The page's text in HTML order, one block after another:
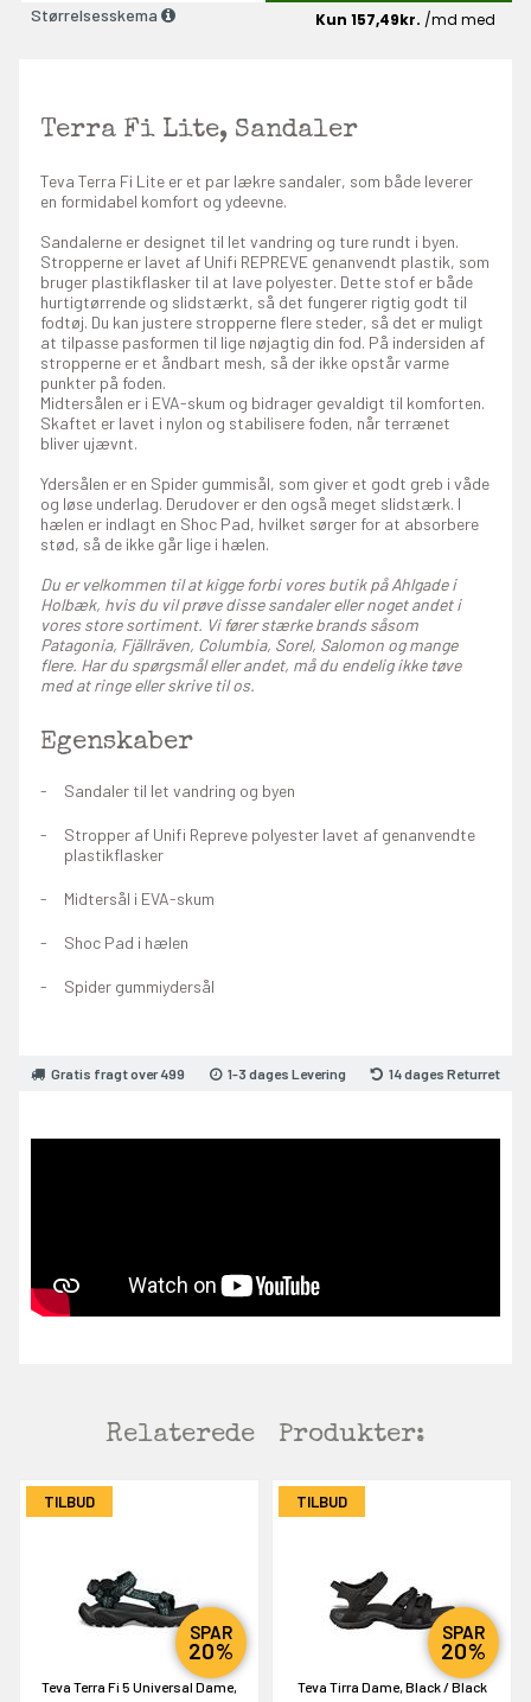
Størrelsesskema
Terra Fi Lite, Sandaler
Teva Terra Fi Lite er et par lækre sandaler, som både leverer
en formidabel komfort og ydeevne.
Sandalerne er designet til let vandring og ture rundt i byen.
Stropperne er lavet af Unifi REPREVE genanvendt plastik, som
bruger plastikflasker til at lave polyester. Dette stof er både
hurtigtørrende og slidstærkt, så det fungerer rigtig godt til
fodtøj. Du kan justere stropperne flere steder, så det er muligt
at tilpasse pasformen til lige nøjagtig din fod. På indersiden af
stropperne er et åndbart mesh, så der ikke opstår varme
punkter på foden.
Midtersålen er i EVA-skum og bidrager gevaldigt til komforten.
Skaftet er lavet i nylon og stabilisere foden, når terrænet
bliver ujævnt.
Ydersålen er en Spider gummisål, som giver et godt greb i våde
og løse underlag. Derudover er den også meget slidstærk. I
hælen er indlagt en Shoc Pad, hvilket sørger for at absorbere
stød, så de ikke går lige i hælen.
Du er velkommen til at kigge forbi vores butik på Ahlgade i
Holbæk, hvis du vil prøve disse sandaler eller noget andet i
vores store sortiment. Vi fører stærke brands såsom
Patagonia, Fjällräven, Columbia, Sorel, Salomon og mange
flere. Har du spørgsmål eller andet, må du endelig ikke tøve
med at ringe eller skrive til os.
Egenskaber
Sandaler til let vandring og byen
Stropper af Unifi Repreve polyester lavet af genanvendte
plastikflasker
Midtersål i EVA-skum
Shoc Pad i hælen
Spider gummiydersål
Gratis fragt over 499 1-3 dages Levering 14 dages Returret
Relaterede Produkter:
TILBUD
SPAR
20%
Teva Terra Fi 5 Universal Dame,
TILBUD
SPAR
20%
Teva Tirra Dame, Black / Black